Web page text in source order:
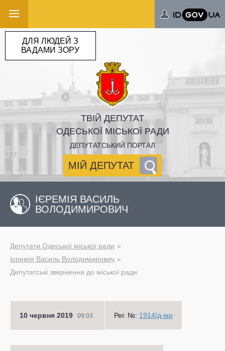
ТВІЙ ДЕПУТАТ
ОДЕСЬКОЇ МІСЬКОЇ РАДИ
ДЕПУТАТСЬКИЙ ПОРТАЛ
МІЙ ДЕПУТАТ
ДЛЯ ЛЮДЕЙ З
ВАДАМИ ЗОРУ
ІЄРЕМІЯ ВАСИЛЬ
ВОЛОДИМИРОВИЧ
Депутати Одеської міської ради
Ієремія Василь Володимирович
Депутатські звернення до міської ради
10 червня 2019 09:03 Рег. №: 1914/д-мр